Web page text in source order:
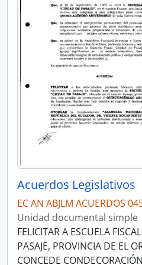
Acuerdos Legislativos
EC AN ABJLM ACUERDOS
Unidad documental simple
FELICITAR A ESCUELA
PASAJE, PROVINCIA DE EL
CONCEDE